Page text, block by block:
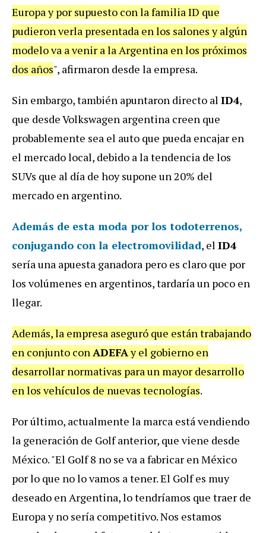
Europa y por supuesto con la familia ID que
pudieron verla presentada en los salones y algún
modelo va a venir a la Argentina en los próximos
dos años", afirmaron desde la empresa.
Sin embargo, también apuntaron directo al ID4,
que desde Volkswagen argentina creen que
probablemente sea el auto que pueda encajar en
el mercado local, debido a la tendencia de los
SUVs que al día de hoy supone un 20% del
mercado en argentino.
Además de esta moda por los todoterrenos,
conjugando con la electromovilidad, el ID4
sería una apuesta ganadora pero es claro que por
los volúmenes en argentinos, tardaría un poco en
llegar.
Además, la empresa aseguró que están trabajando
en conjunto conADEFAy el gobierno en
desarrollar normativas para un mayor desarrollo
en los vehículos de nuevas tecnologías.
Por último, actualmente la marca está vendiendo
la generación de Golf anterior, que viene desde
México. "El Golf 8 no se va a fabricar en México
por lo que no lo vamos a tener. El Golf es muy
deseado en Argentina, lo tendríamos que traer de
Europa y no sería competitivo. Nos estamos